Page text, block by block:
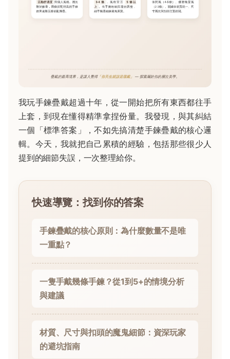
我玩手鍊疊戴超過十年，從一開始把所有東西都往手
上套，到現在懂得精準拿捏份量。我發現，與其糾結
一個「標準答案」，不如先搞清楚手鍊疊戴的核心邏
輯。今天，我就把自己累積的經驗，包括那些很少人
提到的細節失誤，一次整理給你。
快速導覽：找到你的答案
手鍊疊戴的核心原則：為什麼數量不是唯
一重點？
一隻手戴幾條手鍊？從1到5+的情境分析
與建議
材質、尺寸與扣頭的魔鬼細節：資深玩家
的避坑指南